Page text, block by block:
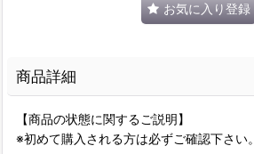
お気に入り登録
商品詳細
【商品の状態に関するご説明】
※初めて購入される方は必ずご確認下さい。